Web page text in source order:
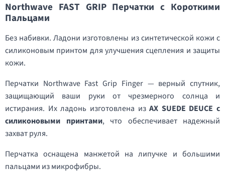
Northwave FAST GRIP Перчатки с Короткими
Пальцами
Без набивки. Ладони изготовлены из синтетической кожи с
силиконовым принтом для улучшения сцепления и защиты
кожи.
Перчатки Northwave Fast Grip Finger — верный спутник,
защищающий ваши руки от чрезмерного солнца и
истирания. Их ладонь изготовлена изAX SUEDE DEUCE с
силиконовыми принтами, что обеспечивает надежный
захват руля.
Перчатка оснащена манжетой на липучке и большими
пальцами из микрофибры.